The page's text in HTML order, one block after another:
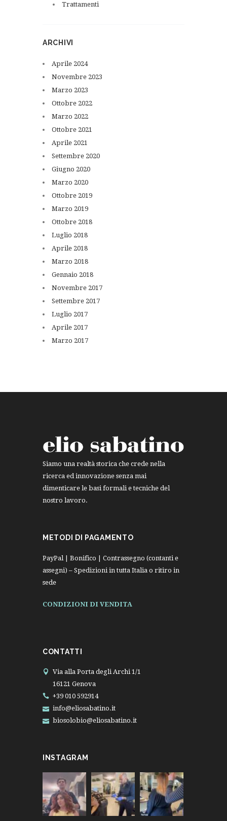
Trattamenti
ARCHIVI
Aprile 2024
Novembre 2023
Marzo 2023
Ottobre 2022
Marzo 2022
Ottobre 2021
Aprile 2021
Settembre 2020
Giugno 2020
Marzo 2020
Ottobre 2019
Marzo 2019
Ottobre 2018
Luglio 2018
Aprile 2018
Marzo 2018
Gennaio 2018
Novembre 2017
Settembre 2017
Luglio 2017
Aprile 2017
Marzo 2017
Siamo una realtà storica che crede nella
ricerca ed innovazione senza mai
dimenticare le basi formali e tecniche del
nostro lavoro.
METODI DI PAGAMENTO
PayPal | Bonifico | Contrassegno (contanti e
assegni) – Spedizioni in tutta Italia o ritiro in
sede
CONDIZIONI DI VENDITA
CONTATTI
Via alla Porta degli Archi 1/1
16121 Genova
+39 010 592914
info@eliosabatino.it
biosolobio@eliosabatino.it
INSTAGRAM